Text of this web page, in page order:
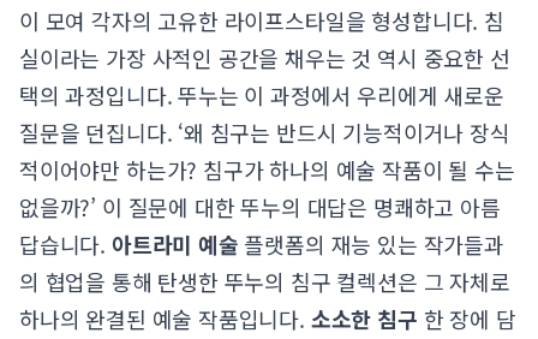
이 모여 각자의 고유한 라이프스타일을 형성합니다. 침
실이라는 가장 사적인 공간을 채우는 것 역시 중요한 선
택의 과정입니다. 뚜누는 이 과정에서 우리에게 새로운
질문을 던집니다. ‘왜 침구는 반드시 기능적이거나 장식
적이어야만 하는가? 침구가 하나의 예술 작품이 될 수는
없을까?’ 이 질문에 대한 뚜누의 대답은 명쾌하고 아름
답습니다. 아트라미 예술 플랫폼의 재능 있는 작가들과
의 협업을 통해 탄생한 뚜누의 침구 컬렉션은 그 자체로
하나의 완결된 예술 작품입니다. 소소한 침구 한 장에 담